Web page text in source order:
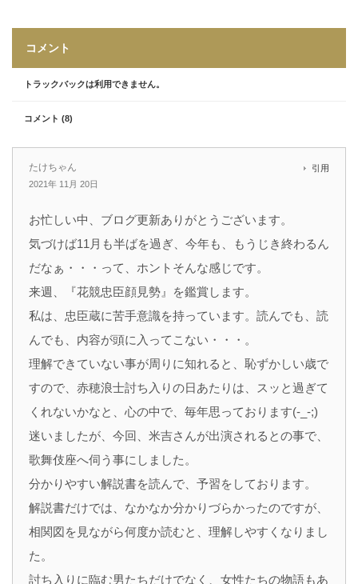
コメント
トラックバックは利用できません。
コメント (8)
たけちゃん
2021年 11月 20日
引用
お忙しい中、ブログ更新ありがとうございます。
気づけば11月も半ばを過ぎ、今年も、もうじき終わるん
だなぁ・・・って、ホントそんな感じです。
来週、『花競忠臣顔見勢』を鑑賞します。
私は、忠臣蔵に苦手意識を持っています。読んでも、読
んでも、内容が頭に入ってこない・・・。
理解できていない事が周りに知れると、恥ずかしい歳で
すので、赤穂浪士討ち入りの日あたりは、スッと過ぎて
くれないかなと、心の中で、毎年思っております(-_-;)
迷いましたが、今回、米吉さんが出演されるとの事で、
歌舞伎座へ伺う事にしました。
分かりやすい解説書を読んで、予習をしております。
解説書だけでは、なかなか分かりづらかったのですが、
相関図を見ながら何度か読むと、理解しやすくなりまし
た。
討ち入りに臨む男たちだけでなく、女性たちの物語もあ